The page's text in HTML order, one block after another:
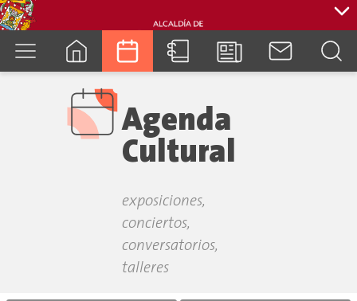
Agenda
Cultural
exposiciones,
conciertos,
conversatorios,
talleres